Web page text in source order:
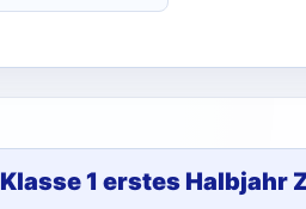
Klasse 1 erstes Halbjahr